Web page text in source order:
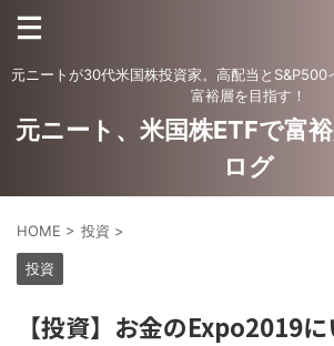
元ニートが30代米国株投資家。高配当とS&P500
富裕層を目指す！
元ニート、米国株ETFで富
ログ
HOME > 投資 >
投資
【投資】お金のExpo2019